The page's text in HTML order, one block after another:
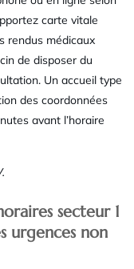
carte vitale
rendus médicaux
de disposer du
Un accueil type
des coordonnées
avant l’horaire
secteur 1
urgences non